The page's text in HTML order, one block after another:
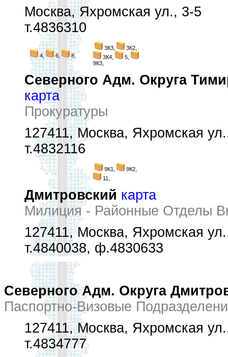
Москва, Яхромская ул., 3-5
т.4836310
4, 6, 8,
3К3,
3К2,
3К4,
5,
9К3,
Северного Адм. Округа
карта
Прокуратуры
127411, Москва, Яхромская
т.4832116
9К1,
9К2,
11,
Дмитровский карта
Милиция - Районные Отделы
127411, Москва, Яхромская
т.4840038, ф.4830633
Северного Адм. Округа
Паспортно-Визовые
127411, Москва, Яхромская
т.4834777